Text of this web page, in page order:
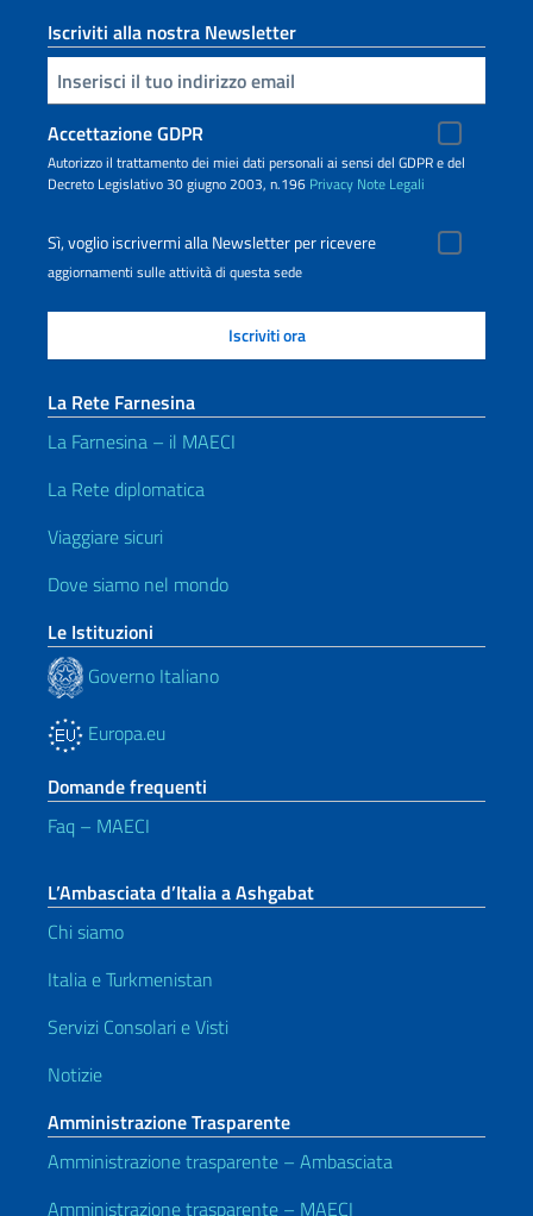
Iscriviti alla nostra Newsletter
Inserisci la tua email
Accettazione GDPR
Autorizzo il trattamento dei miei dati personali ai sensi del GDPR e del
Decreto Legislativo 30 giugno 2003, n.196 Privacy Note Legali
Sì, voglio iscrivermi alla Newsletter per ricevere
aggiornamenti sulle attività di questa sede
La Rete Farnesina
La Farnesina – il MAECI
La Rete diplomatica
Viaggiare sicuri
Dove siamo nel mondo
Le Istituzioni
Governo Italiano
Europa.eu
Domande frequenti
Faq – MAECI
L’Ambasciata d’Italia a Ashgabat
Chi siamo
Italia e Turkmenistan
Servizi Consolari e Visti
Notizie
Amministrazione Trasparente
Amministrazione trasparente – Ambasciata
Amministrazione trasparente – MAECI